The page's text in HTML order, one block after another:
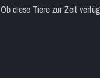
Ob diese Tiere zur Zeit